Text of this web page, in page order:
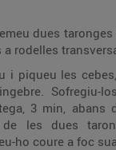
dues
a rodelles
i piqueu les
los amb 30 g de
3 min, abans
les dues
ho coure a foc